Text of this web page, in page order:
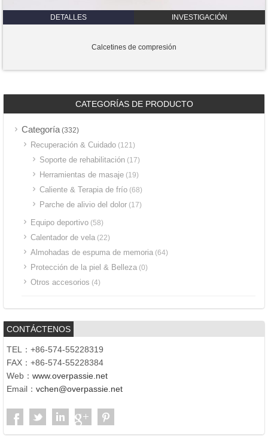
DETALLES INVESTIGACIÓN
Calcetines de compresión
CATEGORÍAS DE PRODUCTO
Categoría(332)
Recuperación & Cuidado (121)
Soporte de rehabilitación (17)
Herramientas de masaje (19)
Caliente & Terapia de frío (68)
Parche de alivio del dolor (17)
Equipo deportivo (58)
Calentador de vela (22)
Almohadas de espuma de memoria (64)
Protección de la piel & Belleza (0)
Otros accesorios (4)
CONTÁCTENOS
TEL：+86-574-55228319
FAX：+86-574-55228384
Web： www.overpassie.net
Email： vchen@overpassie.net